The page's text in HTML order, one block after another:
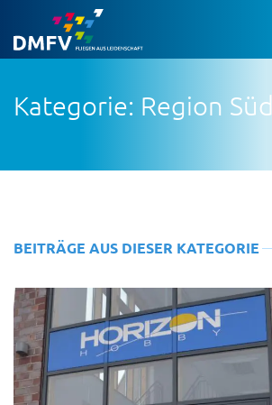
Kategorie: Region Süd
BEITRÄGE AUS DIESER KATEGORIE